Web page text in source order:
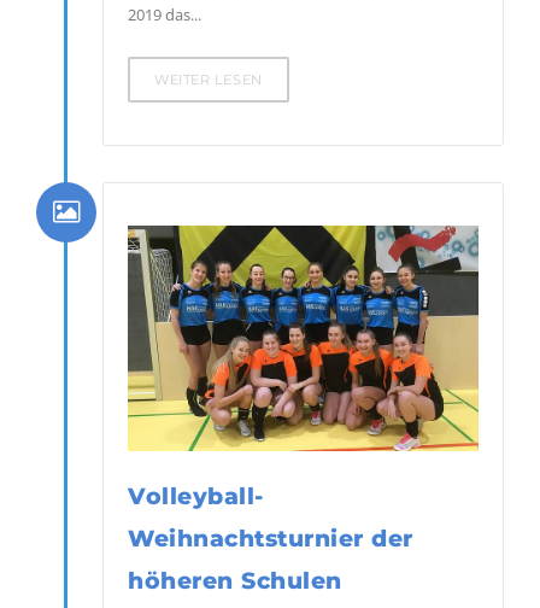
2019 das...
WEITER LESEN
Volleyball-
Weihnachtsturnier der
höheren Schulen